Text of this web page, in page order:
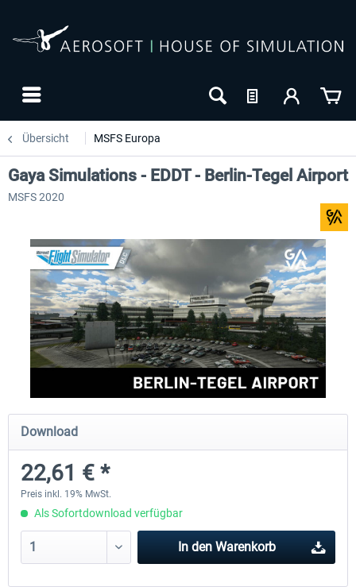
Übersicht MSFS Europa
Aerosoft Mega Airport Brüssel
24,95 € *
Aerosoft Airport Köln/
Gaya Simulations - EDDT - Berlin-Tegel Airport
MSFS 2020
Download
22,61 € *
Preis inkl. 19% MwSt.
Als Sofortdownload verfügbar
In den Warenkorb